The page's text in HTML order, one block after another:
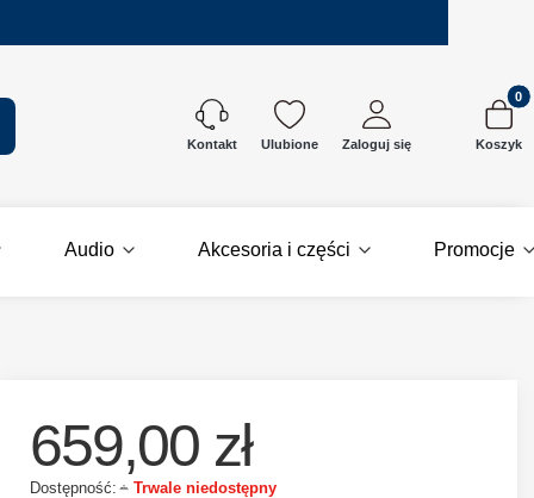
Kontakt Ulubione Zaloguj się Koszyk
Audio Akcesoria i części Promocje
659,00 zł
Dostępność: Trwale niedostępny